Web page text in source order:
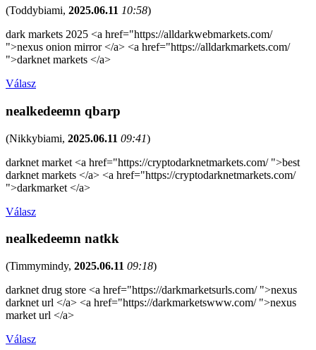
(Toddybiami, 2025.06.11 10:58)
dark markets 2025 <a href="https://alldarkwebmarkets.com/
">nexus onion mirror </a> <a href="https://alldarkmarkets.com/
">darknet markets </a>
Válasz
nealkedeemn qbarp
(Nikkybiami, 2025.06.11 09:41)
darknet market <a href="https://cryptodarknetmarkets.com/ ">best
darknet markets </a> <a href="https://cryptodarknetmarkets.com/
">darkmarket </a>
Válasz
nealkedeemn natkk
(Timmymindy, 2025.06.11 09:18)
darknet drug store <a href="https://darkmarketsurls.com/ ">nexus
darknet url </a> <a href="https://darkmarketswww.com/ ">nexus
market url </a>
Válasz